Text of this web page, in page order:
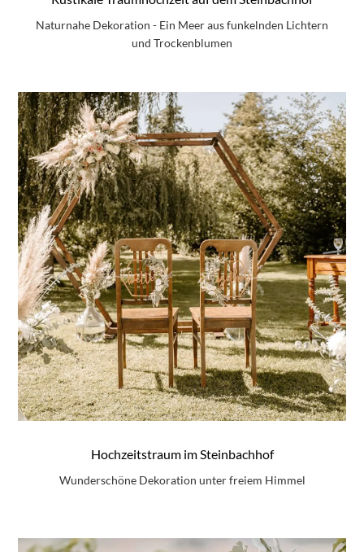
Naturnahe Dekoration - Ein Meer aus funkelnden Lichtern
und Trockenblumen
Hochzeitstraum im Steinbachhof
Wunderschöne Dekoration unter freiem Himmel